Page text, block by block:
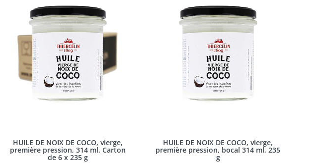
HUILE DE NOIX DE COCO, vierge,
première pression, 314 ml, Carton
de 6 x 235 g
HUILE DE NOIX DE COCO, vierge,
première pression, bocal 314 ml, 235
g